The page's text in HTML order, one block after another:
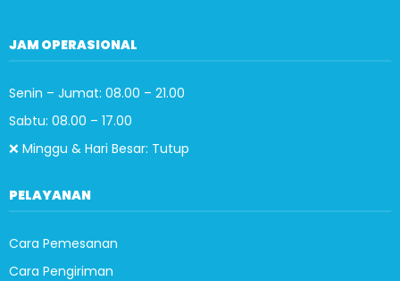
JAM OPERASIONAL
Senin – Jumat: 08.00 – 21.00
Sabtu: 08.00 – 17.00
❌ Minggu & Hari Besar: Tutup
PELAYANAN
Cara Pemesanan
Cara Pengiriman